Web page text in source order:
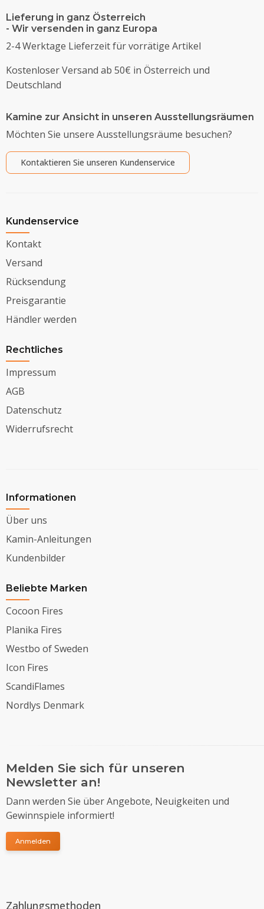
Lieferung in ganz Österreich
- Wir versenden in ganz Europa
2-4 Werktage Lieferzeit für vorrätige Artikel
Kostenloser Versand ab 50€ in Österreich und
Deutschland
Kamine zur Ansicht in unseren Ausstellungsräumen
Möchten Sie unsere Ausstellungsräume besuchen?
Kontaktieren Sie unseren Kundenservice
Kundenservice
Kontakt
Versand
Rücksendung
Preisgarantie
Händler werden
Rechtliches
Impressum
AGB
Datenschutz
Widerrufsrecht
Informationen
Über uns
Kamin-Anleitungen
Kundenbilder
Beliebte Marken
Cocoon Fires
Planika Fires
Westbo of Sweden
Icon Fires
ScandiFlames
Nordlys Denmark
Melden Sie sich für unseren
Newsletter an!
Dann werden Sie über Angebote, Neuigkeiten und
Gewinnspiele informiert!
Anmelden
Zahlungsmethoden